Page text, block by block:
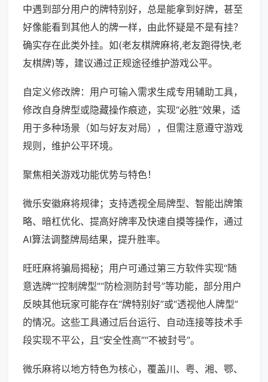
中遇到部分用户的牌特别好，总是能拿到好牌，甚至
好像能看到其他人的牌一样，由此怀疑是不是有挂？
确实存在此类外挂。如(老友棋牌麻将,老友跑得快,老
友棋牌)等，建议通过正规途径维护游戏公平。
自定义修改牌：用户可输入需求生成专用辅助工具，
修改自身牌型或隐藏操作痕迹，实现“必胜”效果，适
用于多种场景（如与好友对局），但需注意遵守游戏
规则，维护公平环境。
聚焦相关游戏功能优势与特色！
微乐安徽麻将规律；支持透视全局牌型、智能出牌策
略、暗杠优化、提高好牌率及快速自摸等操作，通过
AI算法调整牌局结果，提升胜率。
旺旺麻将骗局揭秘；用户可通过第三方软件实现“随
意选牌”“控制牌型”“防检测防封号”等功能，部分用户
反映其他玩家可能存在“牌特别好”或“透视他人牌型”
的情况。这些工具通过后台运行、自动连接等技术手
段实现不平公，且“安全性高”“不被封号”。
微乐麻将以地方特色为核心，覆盖川、粤、湘、鄂、